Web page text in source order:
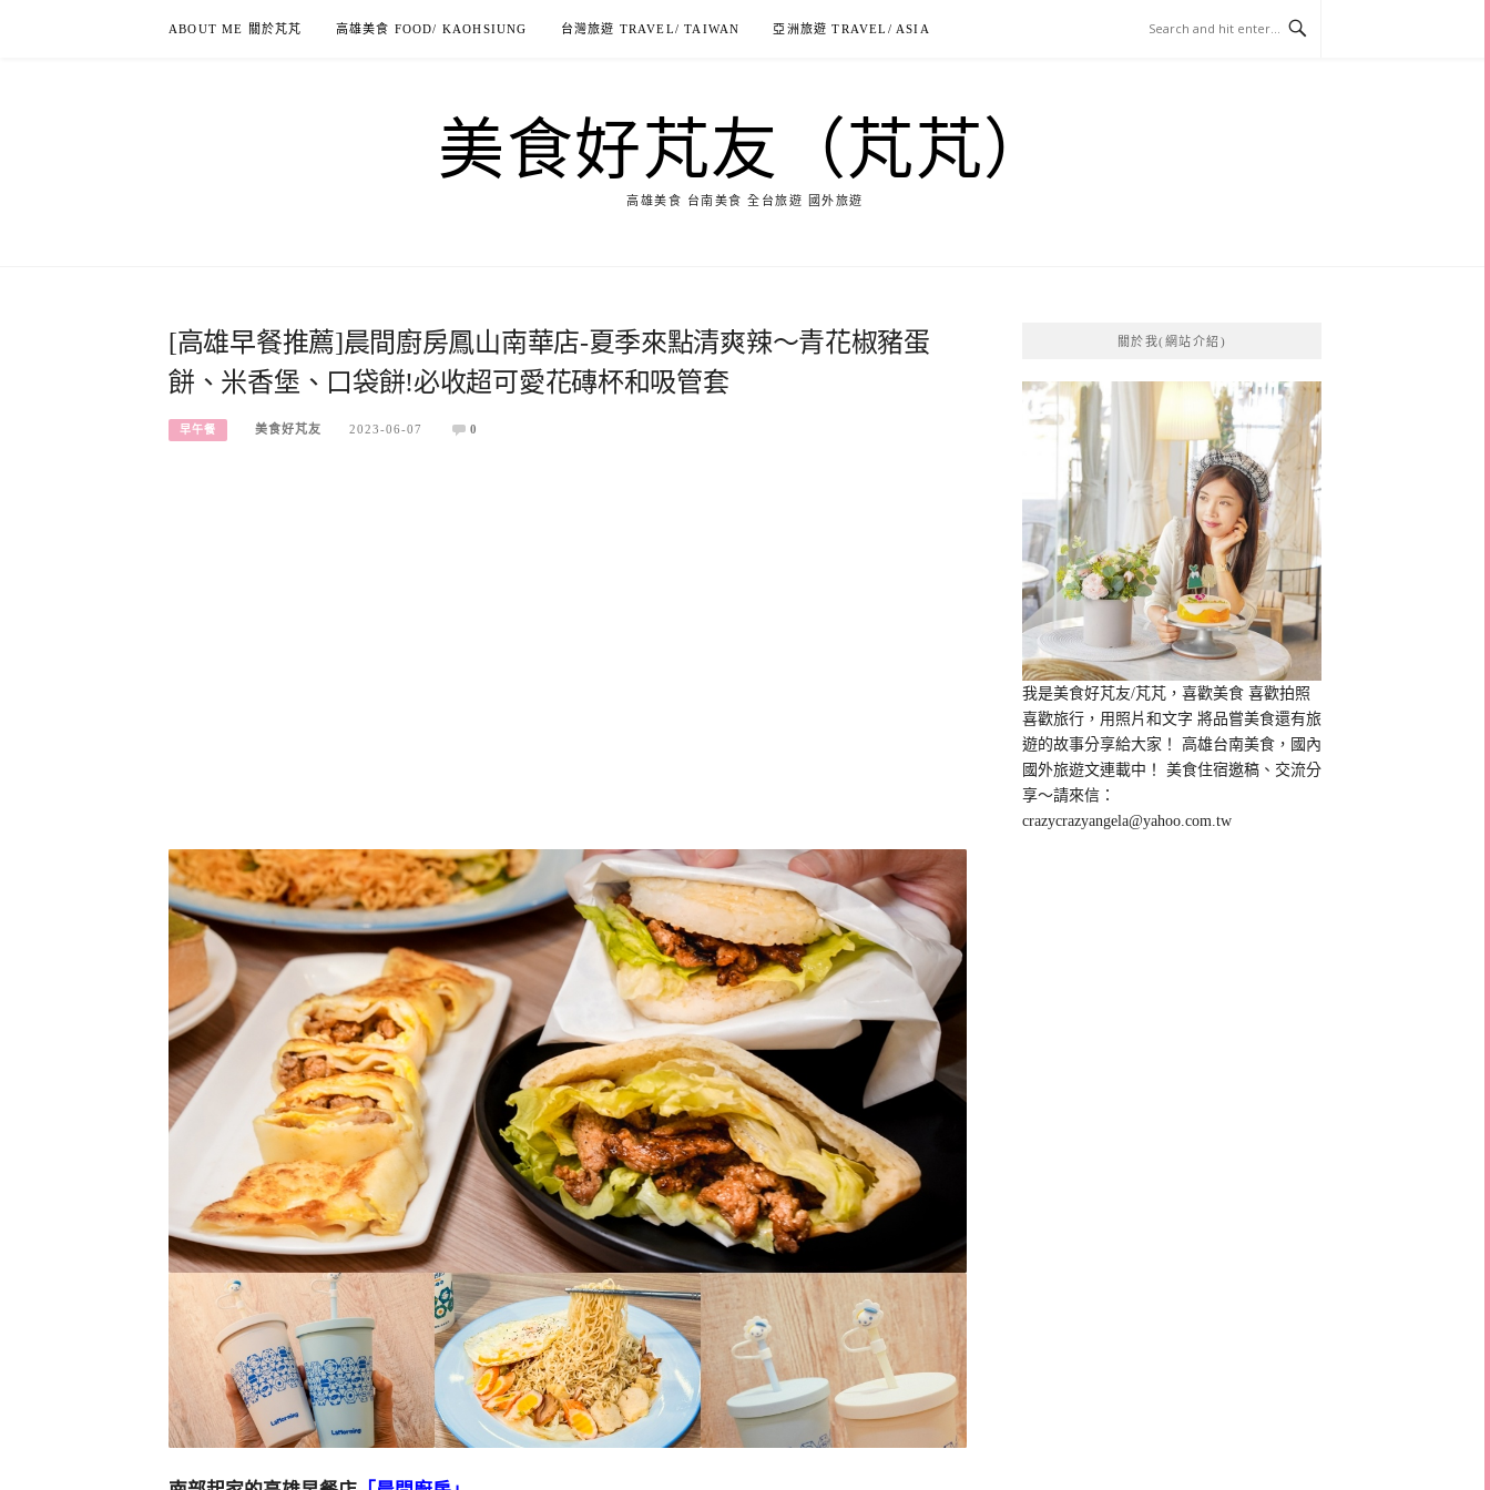
ABOUT ME 關於芃芃 高雄美食 FOOD/ KAOHSIUNG 台灣旅遊 TRAVEL/ TAIWAN 亞洲旅遊 TRAVEL/ ASIA
美食好芃友（芃芃）
高雄美食 台南美食 全台旅遊 國外旅遊
[高雄早餐推薦]晨間廚房鳳山南華店-夏季來點清爽辣～青花椒豬蛋
餅、米香堡、口袋餅!必收超可愛花磚杯和吸管套
早午餐 美食好芃友 2023-06-07 0
關於我(網站介紹)
我是美食好芃友/芃芃，喜歡美食 喜歡拍照
喜歡旅行，用照片和文字 將品嘗美食還有旅
遊的故事分享給大家！ 高雄台南美食，國內
國外旅遊文連載中！ 美食住宿邀稿、交流分
享～請來信：
crazycrazyangela@yahoo.com.tw